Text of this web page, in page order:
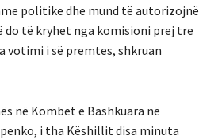
politike dhe mund të autorizojnë
do të kryhet nga komisioni prej tre
votimi i së premtes, shkruan
në Kombet e Bashkuara në
i tha Këshillit disa minuta